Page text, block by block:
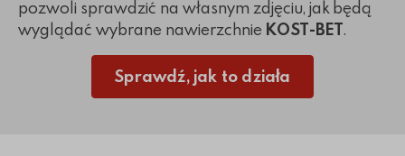
pozwoli sprawdzić na własnym zdjęciu, jak będą
wyglądać wybrane nawierzchnie KOST-BET.
Sprawdź, jak to działa